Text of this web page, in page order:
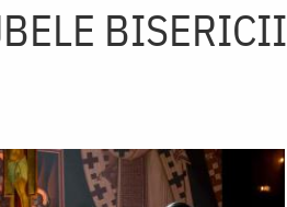
BISERICII